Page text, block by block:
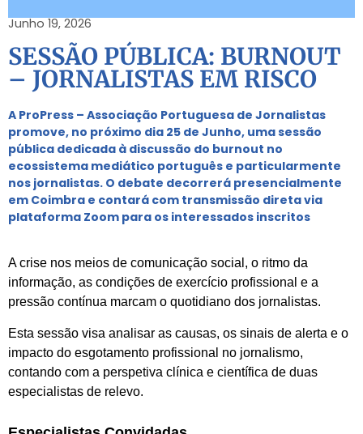
Junho 19, 2026
SESSÃO PÚBLICA: BURNOUT
– JORNALISTAS EM RISCO
A ProPress – Associação Portuguesa de Jornalistas
promove, no próximo dia 25 de Junho, uma sessão
pública dedicada à discussão do burnout no
ecossistema mediático português e particularmente
nos jornalistas. O debate decorrerá presencialmente
em Coimbra e contará com transmissão direta via
plataforma Zoom para os interessados inscritos
A crise nos meios de comunicação social, o ritmo da
informação, as condições de exercício profissional e a
pressão contínua marcam o quotidiano dos jornalistas.
Esta sessão visa analisar as causas, os sinais de alerta e o
impacto do esgotamento profissional no jornalismo,
contando com a perspetiva clínica e científica de duas
especialistas de relevo.